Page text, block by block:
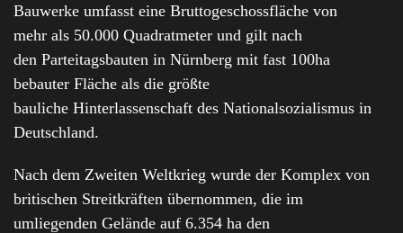
Bauwerke umfasst eine Bruttogeschossfläche von
mehr als 50.000 Quadratmeter und gilt nach
den Parteitagsbauten in Nürnberg mit fast 100ha
bebauter Fläche als die größte
bauliche Hinterlassenschaft des Nationalsozialismus in
Deutschland.
Nach dem Zweiten Weltkrieg wurde der Komplex von
britischen Streitkräften übernommen, die im
umliegenden Gelände auf 6.354 ha den